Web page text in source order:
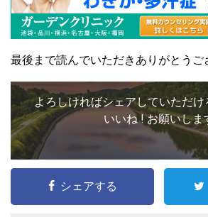
最後まで読んでいただきありがとうご
よろしければシェアしていただけ
いいね ! お願いしま
シェアする